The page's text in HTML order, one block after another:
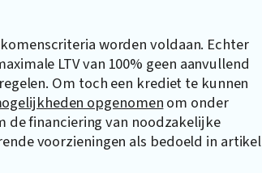
worden voldaan. Echter
LTV van 100% geen aanvullend
Om toch een krediet te kunnen
opgenomenom onder
de financiering van noodzakelijke
voorzieningen als bedoeld in artikel